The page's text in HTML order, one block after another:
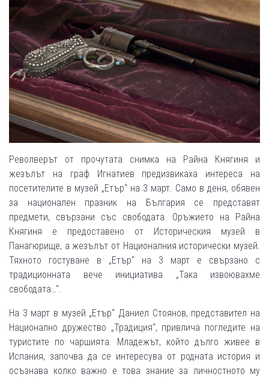
Револверът от прочутата снимка на Райна Княгиня и
жезълът на граф Игнатиев предизвикаха интереса на
посетителите в музей „Етър“ на 3 март. Само в деня, обявен
за национален празник на България се представят
предмети, свързани със свободата. Оръжието на Райна
Княгиня е предоставено от Историческия музей в
Панагюрище, а жезълът от Националния исторически музей.
Тяхното гостуване в „Етър“ на 3 март е свързано с
традиционната вече инициатива „Така извоювахме
свободата…“.
На 3 март в музей „Етър“ Даниел Стоянов, представител на
Национално дружество „Традиция“, привлича погледите на
туристите по чаршията. Младежът, който дълго живее в
Испания, започва да се интересува от родната история и
осъзнава колко важно е това знание за личностното му